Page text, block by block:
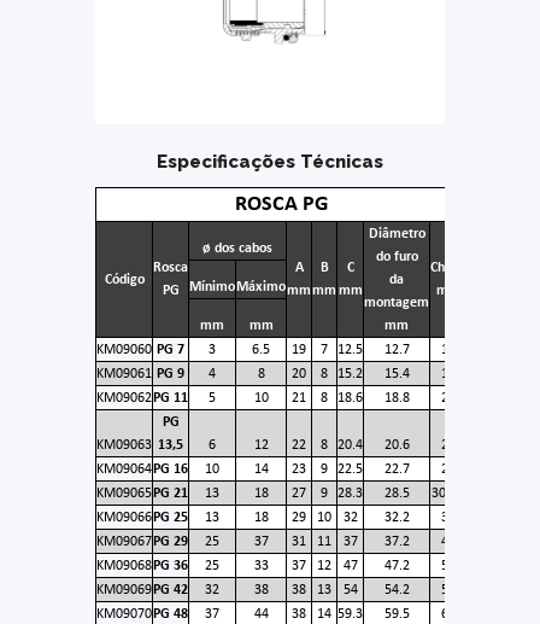
Especificações Técnicas
ROSCA PG
Código
Rosca
PG
ø dos cabos
A
mm
B
mm
C
mm
Diâmetro
do furo
da
montagem
mm
Chave
mm
Mínimo Máximo
mm
mm
KM09060 PG 7 3 6.5 19 7 12.5 12.7
14
KM09061 PG 9 4 8 20 8 15.2 15.4
18
KM09062 PG 11 5 10 21 8 18.6 18.8 20
KM09063
PG
13,5
6 12 22 8 20.4 20.6
22
KM09064 PG 16 10 14 23 9 22.5 22.7
24
KM09065 PG 21 13 18 27 9 28.3 28.5
30/32
KM09066 PG 25 13 18 29 10 32 32.2
35
KM09067 PG 29 25 37 31 11 37 37.2
40
KM09068 PG 36 25 33 37 12 47 47.2
50
KM09069 PG 42 32 38 38 13 54 54.2
57
KM09070 PG 48 37 44 38 14 59.3 59.5 64